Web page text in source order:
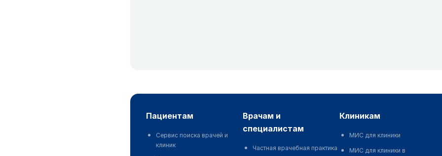
пациентам
Сервис поиска врачей и
клиник
врачам и
специалистам
Частная врачебная практика
клиникам
МИС для клиники
МИС для клиники в